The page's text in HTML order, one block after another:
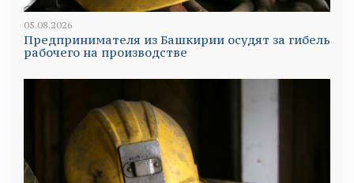
05.08.2026
Предпринимателя из Башкирии осудят за гибель
рабочего на производстве